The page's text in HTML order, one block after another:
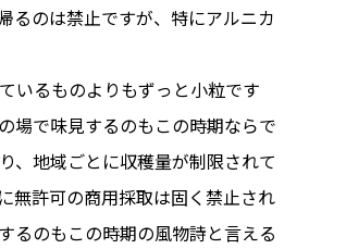
るのは禁止ですが、特にアルニカ
いるものよりもずっと小粒です
場で味見するのもこの時期ならで
、地域ごとに収穫量が制限されて
無許可の商用採取は固く禁止され
るのもこの時期の風物詩と言える